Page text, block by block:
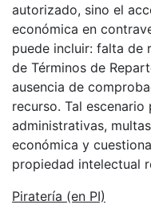
autorizado, sino el
económica en
puede incluir: falta de
de Términos de
ausencia de
recurso. Tal
administrativas,
económica y
propiedad intelectual
Piratería (en PI)